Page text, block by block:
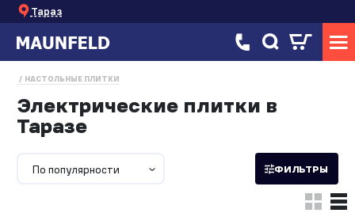
Тараз
НАСТОЛЬНЫЕ ПЛИТКИ
Электрические плитки в
Таразе
По популярности ФИЛЬТРЫ